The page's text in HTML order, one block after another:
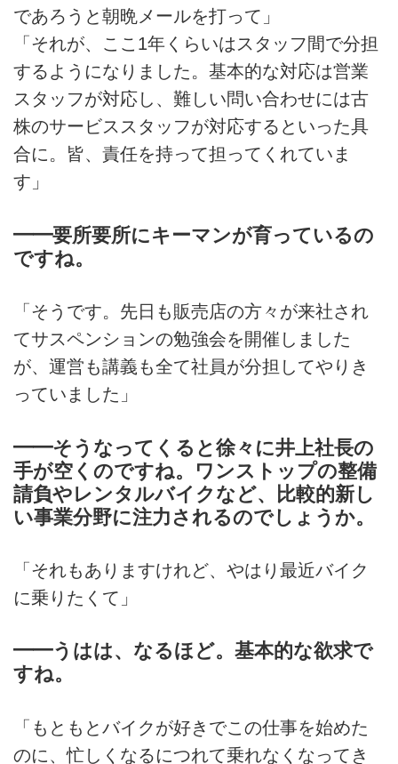
であろうと朝晩メールを打って」
「それが、ここ1年くらいはスタッフ間で分担
するようになりました。基本的な対応は営業
スタッフが対応し、難しい問い合わせには古
株のサービススタッフが対応するといった具
合に。皆、責任を持って担ってくれていま
す」
━━要所要所にキーマンが育っているの
ですね。
「そうです。先日も販売店の方々が来社され
てサスペンションの勉強会を開催しました
が、運営も講義も全て社員が分担してやりき
っていました」
━━そうなってくると徐々に井上社長の
手が空くのですね。ワンストップの整備
請負やレンタルバイクなど、比較的新し
い事業分野に注力されるのでしょうか。
「それもありますけれど、やはり最近バイク
に乗りたくて」
━━うはは、なるほど。基本的な欲求で
すね。
「もともとバイクが好きでこの仕事を始めた
のに、忙しくなるにつれて乗れなくなってき